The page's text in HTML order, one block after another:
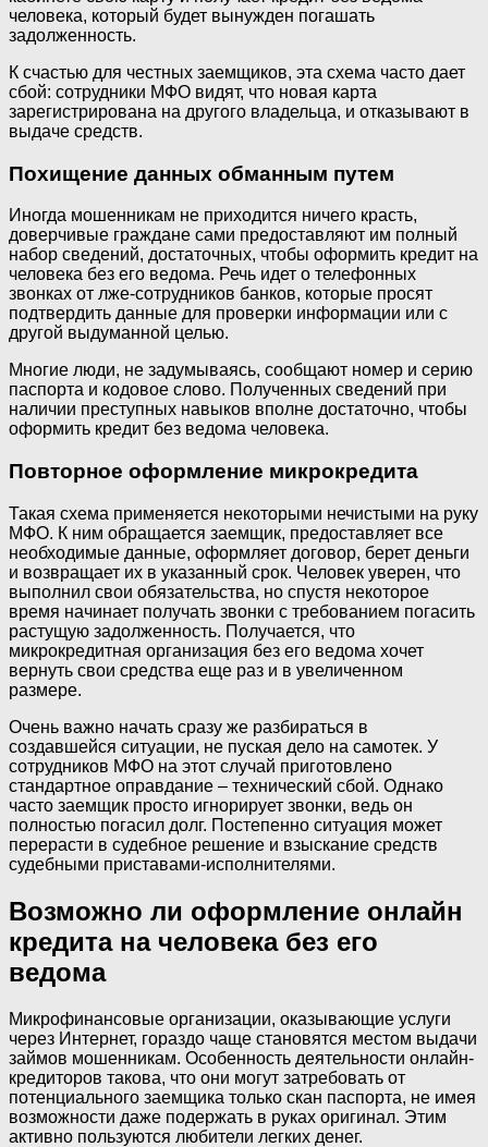
человека, который будет вынужден погашать
задолженность.
К счастью для честных заемщиков, эта схема часто дает
сбой: сотрудники МФО видят, что новая карта
зарегистрирована на другого владельца, и отказывают в
выдаче средств.
Похищение данных обманным путем
Иногда мошенникам не приходится ничего красть,
доверчивые граждане сами предоставляют им полный
набор сведений, достаточных, чтобы оформить кредит на
человека без его ведома. Речь идет о телефонных
звонках от лже-сотрудников банков, которые просят
подтвердить данные для проверки информации или с
другой выдуманной целью.
Многие люди, не задумываясь, сообщают номер и серию
паспорта и кодовое слово. Полученных сведений при
наличии преступных навыков вполне достаточно, чтобы
оформить кредит без ведома человека.
Повторное оформление микрокредита
Такая схема применяется некоторыми нечистыми на руку
МФО. К ним обращается заемщик, предоставляет все
необходимые данные, оформляет договор, берет деньги
и возвращает их в указанный срок. Человек уверен, что
выполнил свои обязательства, но спустя некоторое
время начинает получать звонки с требованием погасить
растущую задолженность. Получается, что
микрокредитная организация без его ведома хочет
вернуть свои средства еще раз и в увеличенном
размере.
Очень важно начать сразу же разбираться в
создавшейся ситуации, не пуская дело на самотек. У
сотрудников МФО на этот случай приготовлено
стандартное оправдание – технический сбой. Однако
часто заемщик просто игнорирует звонки, ведь он
полностью погасил долг. Постепенно ситуация может
перерасти в судебное решение и взыскание средств
судебными приставами-исполнителями.
Возможно ли оформление онлайн
кредита на человека без его
ведома
Микрофинансовые организации, оказывающие услуги
через Интернет, гораздо чаще становятся местом выдачи
займов мошенникам. Особенность деятельности онлайн-
кредиторов такова, что они могут затребовать от
потенциального заемщика только скан паспорта, не имея
возможности даже подержать в руках оригинал. Этим
активно пользуются любители легких денег.